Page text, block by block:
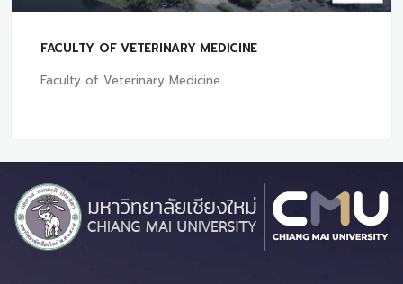
FACULTY OF VETERINARY MEDICINE
Faculty of Veterinary Medicine